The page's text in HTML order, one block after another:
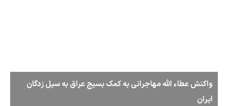
واکنش عطاء الله مهاجرانی به کمک بسیج عراق به سیل زدگان
ایران